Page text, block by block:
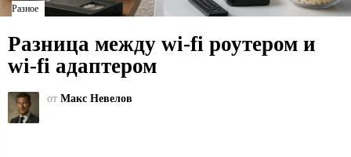
Разное
Разница между wi-fi роутером и
wi-fi адаптером
от Макс Невелов